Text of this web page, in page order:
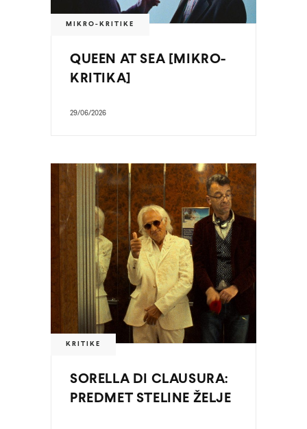
MIKRO-KRITIKE
QUEEN AT SEA [MIKRO-
KRITIKA]
29/06/2026
KRITIKE
SORELLA DI CLAUSURA:
PREDMET STELINE ŽELJE